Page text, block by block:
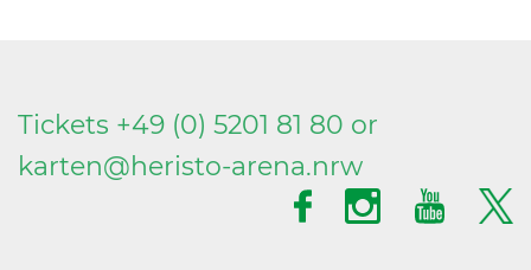
Tickets +49 (0) 5201 81 80 or
karten@heristo-arena.nrw